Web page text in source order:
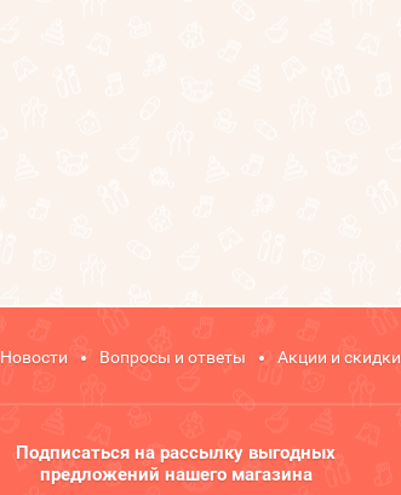
Новости Вопросы и ответы Акции и скидки
Подписаться на рассылку выгодных
предложений нашего магазина